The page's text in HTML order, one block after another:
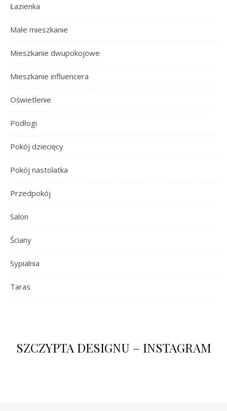
Łazienka
Małe mieszkanie
Mieszkanie dwupokojowe
Mieszkanie influencera
Oświetlenie
Podłogi
Pokój dziecięcy
Pokój nastolatka
Przedpokój
Salon
Ściany
Sypialnia
Taras
SZCZYPTA DESIGNU – INSTAGRAM